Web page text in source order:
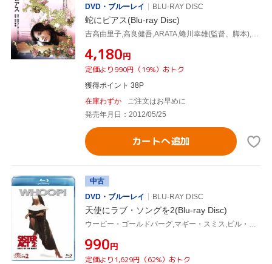
DVD・ブルーレイ BLU-RAY DISC
蛇にピアス(Blu-ray Disc)
吉高由里子,高良健吾,ARATA,蜷川幸雄(監督、脚本),金原ひとみ(原作),茂野雅道(音楽)
¥4,180円
定価より990円（19%）おトク
獲得ポイント 38P
在庫わずか
ご注文はお早めに
発売年月日：2012/05/25
カートへ追加
中古
DVD・ブルーレイ
BLU-RAY DISC
天使にラブ・ソングを2(Blu-ray Disc)
ウーピー・ゴールドバーグ,マギー・スミス,ビル・デューク(監督)
¥990円
定価より1,629円（62%）おトク